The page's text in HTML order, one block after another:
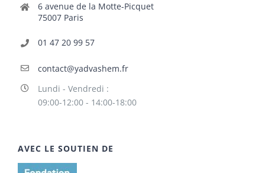
6 avenue de la Motte-Picquet
75007 Paris
01 47 20 99 57
contact@yadvashem.fr
Lundi - Vendredi :
09:00-12:00 - 14:00-18:00
AVEC LE SOUTIEN DE